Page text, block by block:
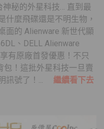
秘的外星科技… 直到最
什麼飛碟還是不明生物，
面的 Alienware 新世代顯
、DELL Alienware
有原廠首發優惠！不只
包！這批外星科技一旦賣
訊號了！... 繼續看下去